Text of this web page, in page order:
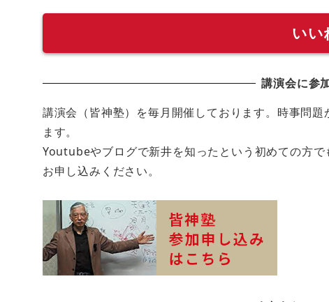
いい
講演会に参
講演会（皆神塾）を毎月開催しております。時事問
ます。
Youtubeやブログで新井を知ったという初めての方
お申し込みください。